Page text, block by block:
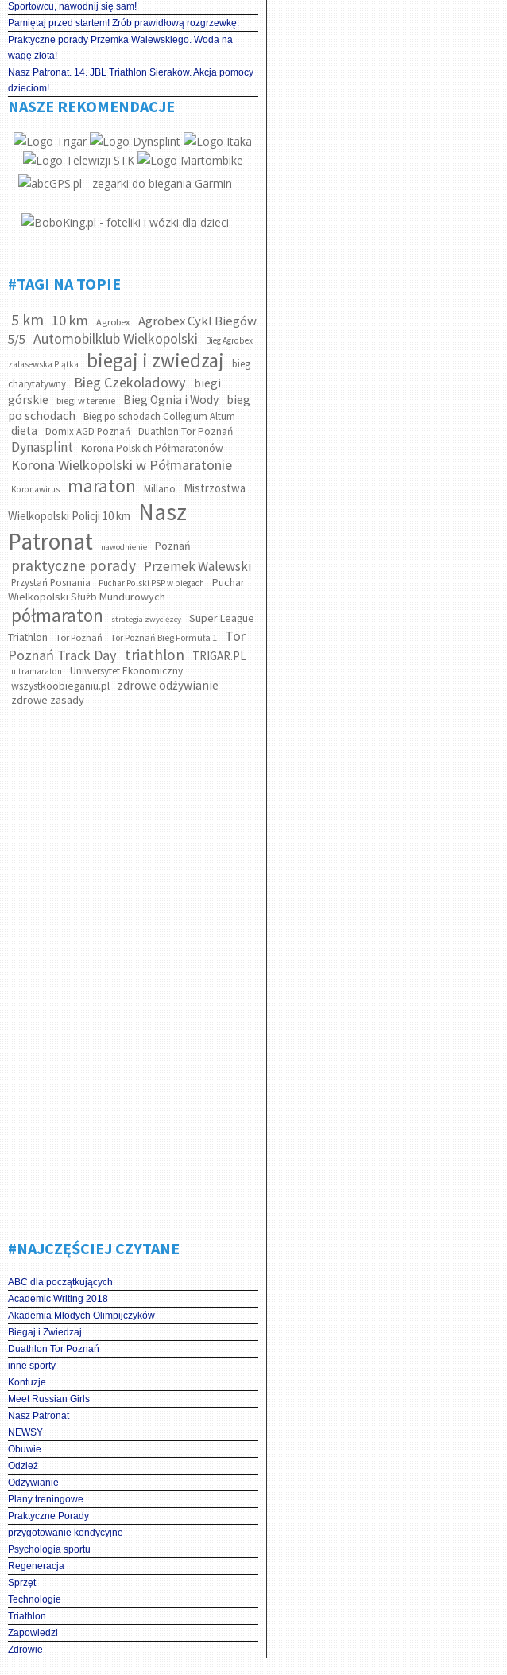
Sportowcu, nawodnij się sam!
Pamiętaj przed startem! Zrób prawidłową rozgrzewkę.
Praktyczne porady Przemka Walewskiego. Woda na
wagę złota!
Nasz Patronat. 14. JBL Triathlon Sieraków. Akcja pomocy
dzieciom!
NASZE REKOMENDACJE
#TAGI NA TOPIE
5 km 10 km Agrobex
Agrobex Cykl Biegów
5/5 Automobilklub Wielkopolski Bieg Agrobex
zalasewska Piątka biegaj i zwiedzaj
bieg
charytatywny
Bieg Czekoladowy
biegi
górskie
biegi w terenie Bieg Ognia i Wody bieg
po schodach
Bieg po schodach Collegium Altum
dieta Domix AGD Poznań Duathlon Tor Poznań
Dynasplint Korona Polskich Półmaratonów
Korona Wielkopolski w Półmaratonie
Koronawirus maraton Millano
Mistrzostwa
Wielkopolski Policji 10 km
Nasz
Patronat
nawodnienie Poznań
praktyczne porady Przemek Walewski
Przystań Posnania Puchar Polski PSP w biegach
Puchar
Wielkopolski Służb Mundurowych
półmaraton strategia zwycięzcy
Super League
Triathlon
Tor Poznań Tor Poznań Bieg Formuła 1
Tor
Poznań Track Day triathlon TRIGAR.PL
ultramaraton Uniwersytet Ekonomiczny
wszystkoobieganiu.pl zdrowe odżywianie
zdrowe zasady
#NAJCZĘŚCIEJ CZYTANE
ABC dla początkujących
Academic Writing 2018
Akademia Młodych Olimpijczyków
Biegaj i Zwiedzaj
Duathlon Tor Poznań
inne sporty
Kontuzje
Meet Russian Girls
Nasz Patronat
NEWSY
Obuwie
Odzież
Odżywianie
Plany treningowe
Praktyczne Porady
przygotowanie kondycyjne
Psychologia sportu
Regeneracja
Sprzęt
Technologie
Triathlon
Zapowiedzi
Zdrowie